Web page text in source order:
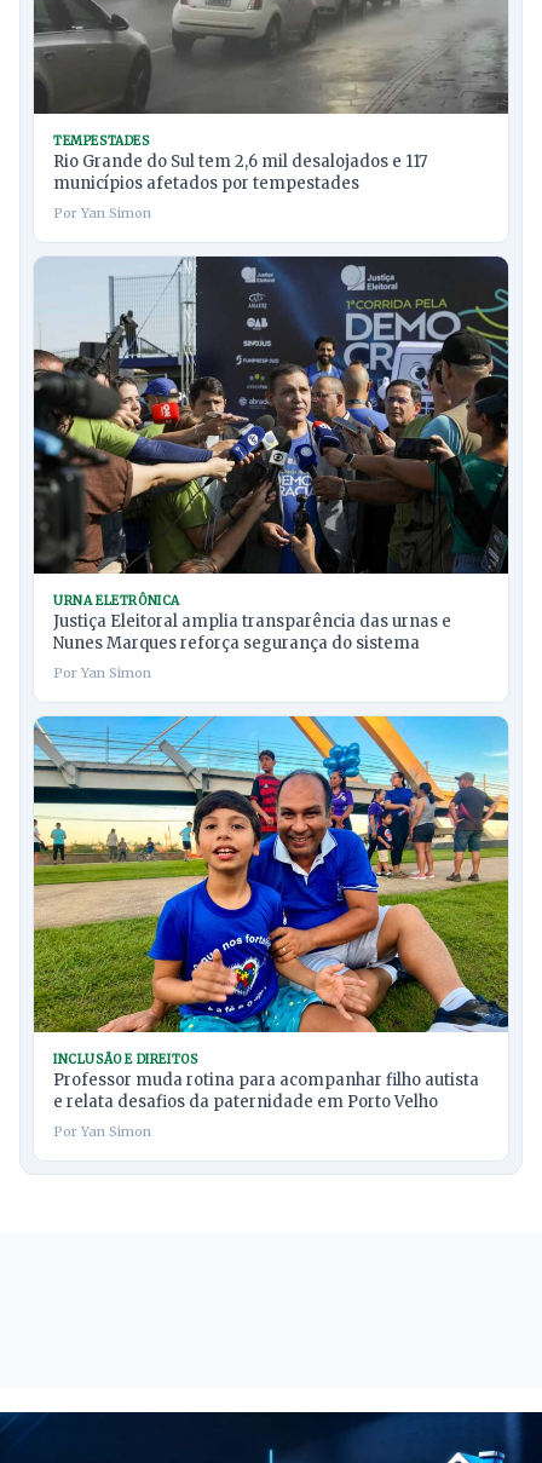
TEMPESTADES
Rio Grande do Sul tem 2,6 mil desalojados e 117
municípios afetados por tempestades
Por Yan Simon
URNA ELETRÔNICA
Justiça Eleitoral amplia transparência das urnas e
Nunes Marques reforça segurança do sistema
Por Yan Simon
INCLUSÃO E DIREITOS
Professor muda rotina para acompanhar filho autista
e relata desafios da paternidade em Porto Velho
Por Yan Simon